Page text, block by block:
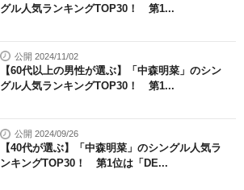
グル人気ランキングTOP30！ 第1...
公開 2024/11/02
【60代以上の男性が選ぶ】「中森明菜」のシン
グル人気ランキングTOP30！ 第1...
公開 2024/09/26
【40代が選ぶ】「中森明菜」のシングル人気ラ
ンキングTOP30！ 第1位は「DE...